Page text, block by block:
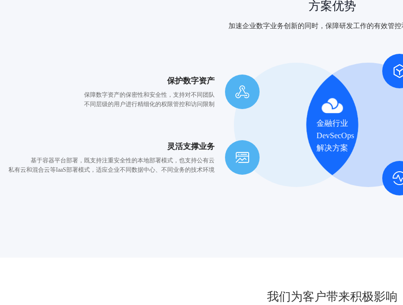
方案优势
加速企业数字业务创新的同时，保障研发工作的有效管
保护数字资产
保障数字资产的保密性和安全性，支持对不同团队
不同层级的用户进行精细化的权限管控和访问限制
灵活支撑业务
基于容器平台部署，既支持注重安全性的本地部署模式，也支持公有云
私有云和混合云等IaaS部署模式，适应企业不同数据中心、不同业务的技术环境
金融行业
DevSecOps
解决方案
我们为客户带来积极影响